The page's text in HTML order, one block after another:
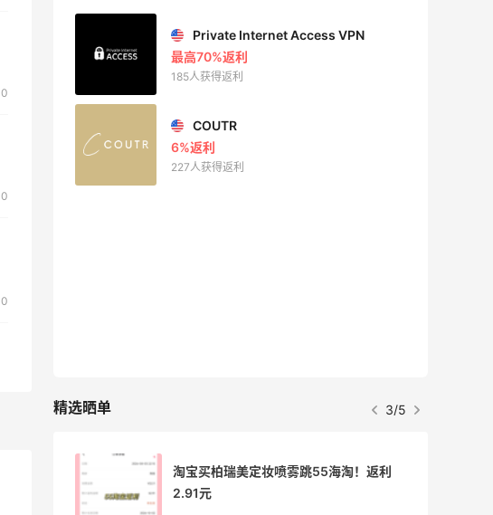
0
0
0
Mac Duggal
最高2%返利
5999人成功下单
Biōkreativ
30%返利
53人获得返利
精选晒单 4/5
【黑五直邮海淘攻略】FWRD黑五2026
海淘折扣预测！